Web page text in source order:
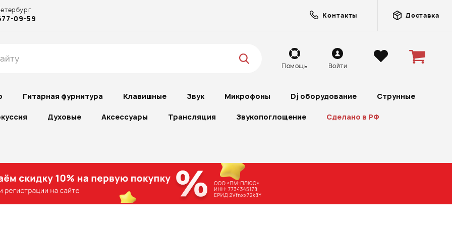
09-59 Контакты Доставка
Помощь Войти
Гитарная фурнитура Клавишные Звук Микрофоны Dj оборудование Струнные
Духовые Аксессуары Трансляция Звукопоглощение Сделано в РФ